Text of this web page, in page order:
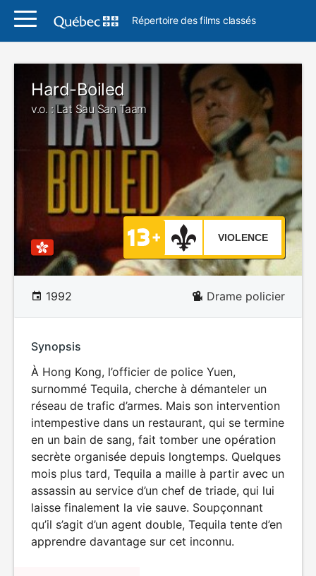
Répertoire des films classés
Hard-Boiled
v.o. : Lat Sau San Taam
VIOLENCE
1992 Drame policier
Synopsis
À Hong Kong, l’officier de police Yuen,
surnommé Tequila, cherche à démanteler un
réseau de trafic d’armes. Mais son intervention
intempestive dans un restaurant, qui se termine
en un bain de sang, fait tomber une opération
secrète organisée depuis longtemps. Quelques
mois plus tard, Tequila a maille à partir avec un
assassin au service d’un chef de triade, qui lui
laisse finalement la vie sauve. Soupçonnant
qu’il s’agit d’un agent double, Tequila tente d’en
apprendre davantage sur cet inconnu.